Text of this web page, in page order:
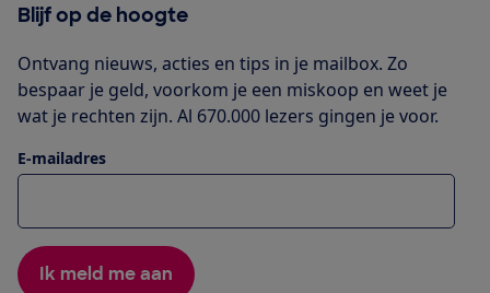
Blijf op de hoogte
Ontvang nieuws, acties en tips in je mailbox. Zo
bespaar je geld, voorkom je een miskoop en weet je
wat je rechten zijn. Al 670.000 lezers gingen je voor.
E-mailadres
Ik meld me aan